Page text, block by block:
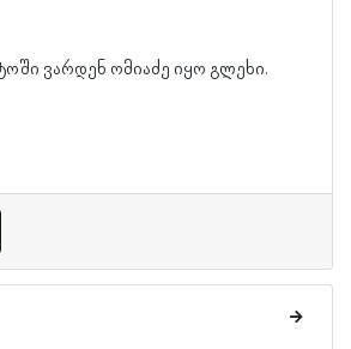
ვარდენ ომიაძე იყო გლეხი.